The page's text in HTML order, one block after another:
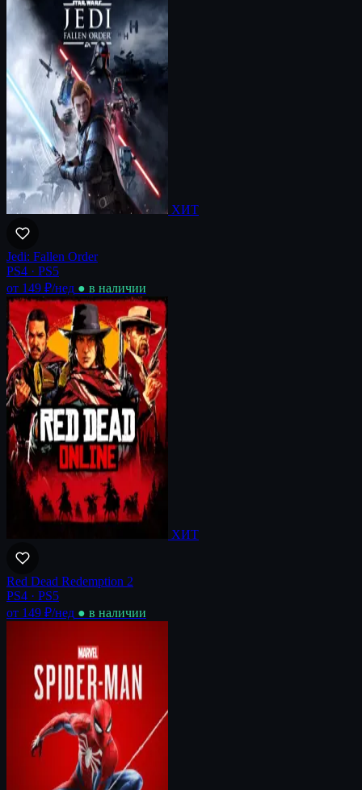
ХИТ
Jedi: Fallen Order
PS4 · PS5
от 149 ₽/нед ● в наличии
ХИТ
Red Dead Redemption 2
PS4 · PS5
от 149 ₽/нед ● в наличии